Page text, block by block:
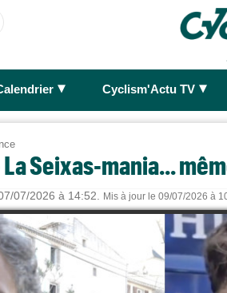
► Cyclism'Actu TV ►
Seixas-mania...
07/2026 à 14:52. Mis à jour le 09/07/2026 à